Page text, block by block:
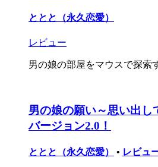
ととと（永久恋愛）
レビュー
男の娘の部屋をマウスで探索
男の娘の願い～思い出し
バージョン2.0！
ととと（永久恋愛） • レビュ